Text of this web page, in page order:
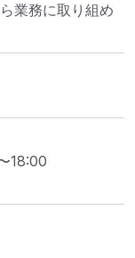
業務に取り組め
18:00